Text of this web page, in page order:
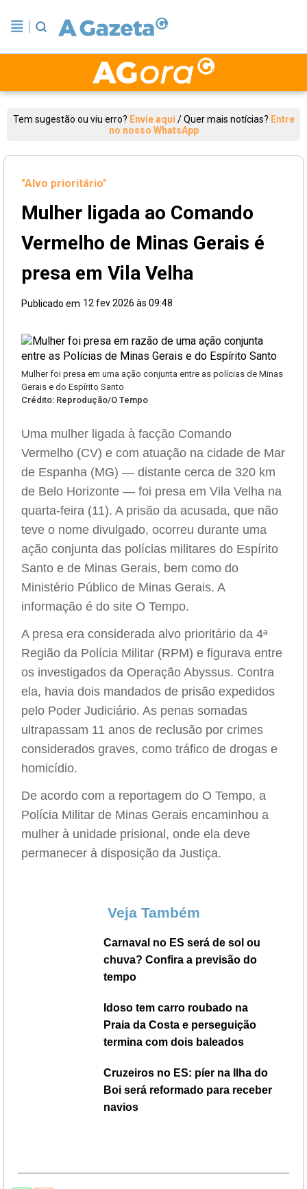
Tem sugestão ou viu erro? Envie aqui /Quer mais notícias? Entre
no nosso WhatsApp
"Alvo prioritário"
Mulher ligada ao Comando
Vermelho de Minas Gerais é
presa em Vila Velha
Publicado em 12 fev 2026 às 09:48
Mulher foi presa em uma ação conjunta entre as polícias de Minas
Gerais e do Espírito Santo
Crédito: Reprodução/O Tempo
Uma mulher ligada à facção Comando
Vermelho (CV) e com atuação na cidade de Mar
de Espanha (MG) — distante cerca de 320 km
de Belo Horizonte — foi presa em Vila Velha na
quarta-feira (11). A prisão da acusada, que não
teve o nome divulgado, ocorreu durante uma
ação conjunta das polícias militares do Espírito
Santo e de Minas Gerais, bem como do
Ministério Público de Minas Gerais. A
informação é do site O Tempo.
A presa era considerada alvo prioritário da 4ª
Região da Polícia Militar (RPM) e figurava entre
os investigados da Operação Abyssus. Contra
ela, havia dois mandados de prisão expedidos
pelo Poder Judiciário. As penas somadas
ultrapassam 11 anos de reclusão por crimes
considerados graves, como tráfico de drogas e
homicídio.
De acordo com a reportagem do O Tempo, a
Polícia Militar de Minas Gerais encaminhou a
mulher à unidade prisional, onde ela deve
permanecer à disposição da Justiça.
Veja Também
Carnaval no ES será de sol ou
chuva? Confira a previsão do
tempo
Idoso tem carro roubado na
Praia da Costa e perseguição
termina com dois baleados
Cruzeiros no ES: píer na Ilha do
Boi será reformado para receber
navios